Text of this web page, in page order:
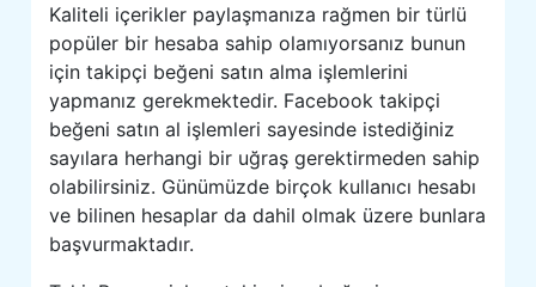
Kaliteli içerikler paylaşmanıza rağmen bir türlü
popüler bir hesaba sahip olamıyorsanız bunun
için takipçi beğeni satın alma işlemlerini
yapmanız gerekmektedir. Facebook takipçi
beğeni satın al işlemleri sayesinde istediğiniz
sayılara herhangi bir uğraş gerektirmeden sahip
olabilirsiniz. Günümüzde birçok kullanıcı hesabı
ve bilinen hesaplar da dahil olmak üzere bunlara
başvurmaktadır.